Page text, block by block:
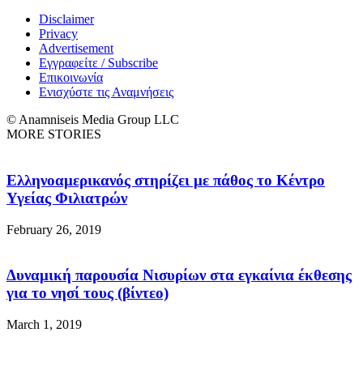
Disclaimer
Privacy
Advertisement
Εγγραφείτε / Subscribe
Επικοινωνία
Ενισχύστε τις Αναμνήσεις
© Anamniseis Media Group LLC
MORE STORIES
Ελληνοαμερικανός στηρίζει με πάθος το Κέντρο
Υγείας Φιλιατρών
February 26, 2019
Δυναμική παρουσία Νισυρίων στα εγκαίνια έκθεσης
για το νησί τους (βίντεο)
March 1, 2019